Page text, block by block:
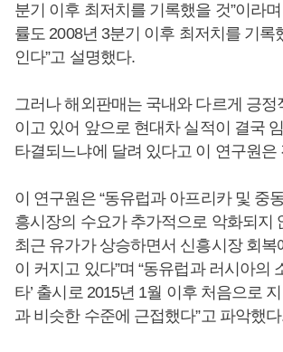
분기 이후 최저치를 기록했을 것”이라
률도 2008년 3분기 이후 최저치를 기록
인다”고 설명했다.
그러나 해외판매는 국내와 다르게 긍정
이고 있어 앞으로 현대차 실적이 결국
타결되느냐에 달려 있다고 이 연구원은
이 연구원은 “동유럽과 아프리카 및 중
흥시장의 수요가 추가적으로 악화되지
최근 유가가 상승하면서 신흥시장 회복
이 커지고 있다”며 “동유럽과 러시아의
타’ 출시로 2015년 1월 이후 처음으로
과 비슷한 수준에 근접했다”고 파악했